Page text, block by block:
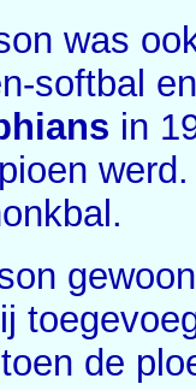
was
softbal
in
de